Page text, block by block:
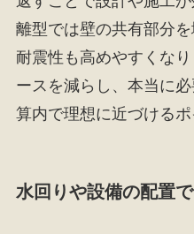
離型では壁の共有部分
耐震性も高めやすくな
ースを減らし、本当に
算内で理想に近づけるポ
水回りや設備の配置